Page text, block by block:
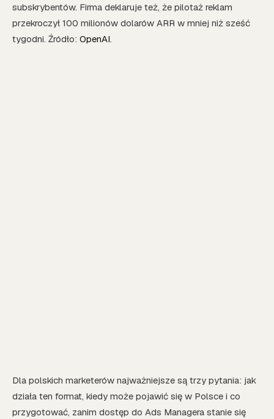
subskrybentów. Firma deklaruje też, że pilotaż reklam
przekroczył 100 milionów dolarów ARR w mniej niż sześć
tygodni. Źródło: OpenAI.
Dla polskich marketerów najważniejsze są trzy pytania: jak
działa ten format, kiedy może pojawić się w Polsce i co
przygotować, zanim dostęp do Ads Managera stanie się